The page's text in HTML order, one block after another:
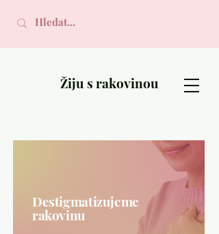
Žiju s rakovinou
Destigmatizujeme
rakovinu